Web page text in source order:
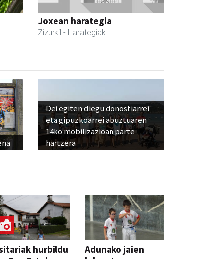
Joxean harategia
Zizurkil - Harategiak
Dei egiten diegu donostiarrei
eta gipuzkoarrei abuztuaren
14ko mobilizazioan parte
hartzera
hurbildu
Adunako jaien